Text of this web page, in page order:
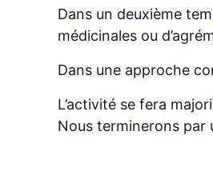
Dans un deuxième
médicinales ou
Dans une approche
L’activité se fera
Nous terminerons par